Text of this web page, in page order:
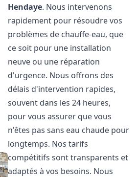
Hendaye. Nous intervenons
rapidement pour résoudre vos
problèmes de chauffe-eau, que
ce soit pour une installation
neuve ou une réparation
d'urgence. Nous offrons des
délais d'intervention rapides,
souvent dans les 24 heures,
pour vous assurer que vous
n'êtes pas sans eau chaude pour
longtemps. Nos tarifs
compétitifs sont transparents et
adaptés à vos besoins. Nous